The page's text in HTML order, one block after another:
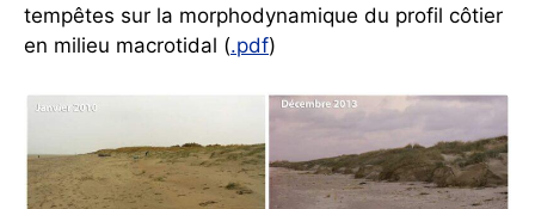
tempêtes sur la morphodynamique du profil côtier
en milieu macrotidal (.pdf)